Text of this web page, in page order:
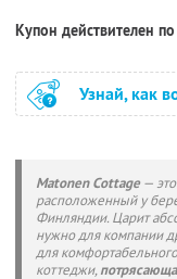
Купон действителен
Узнай, как
Matonen Cottage—
расположенный у
Финляндии. Царит
нужно для компании
для
коттеджи,